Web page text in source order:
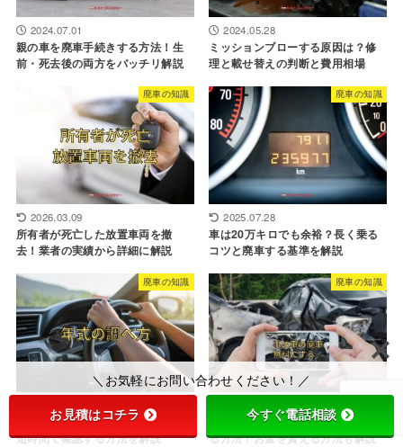
2024.07.01
親の車を廃車手続きする方法！生
前・死去後の両方をバッチリ解説
2024.05.28
ミッションブローする原因は？修
理と載せ替えの判断と費用相場
廃車の知識
2026.03.09
所有者が死亡した放置車両を撤
去！業者の実績から詳細に解説
廃車の知識
2025.07.28
車は20万キロでも余裕？長く乗る
コツと廃車する基準を解説
廃車の知識
車の年式の調べ方！必要なときに
短時間で確認する方法を解説
廃車の知識
事故車を廃車する費用を無料にす
る方法！お金を貰える方法も解説
＼お気軽にお問い合わせください！／
お見積はコチラ 今すぐ電話相談